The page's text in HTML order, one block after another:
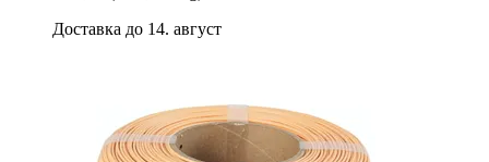
Доставка до 14. август